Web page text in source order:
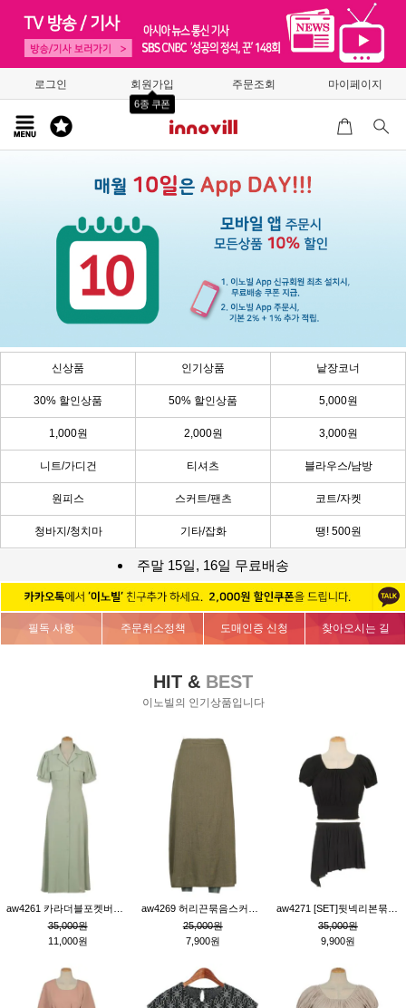
로그인 회원가입
6종 쿠폰
주문조회 마이페이지
신상품 인기상품 낱장코너
30% 할인상품 50% 할인상품 5,000원
1,000원 2,000원 3,000원
니트/가디건 티셔츠 블라우스/남방
원피스 스커트/팬츠 코트/자켓
청바지/청치마 기타/잡화 땡! 500원
주말 15일, 16일 무료배송
필독 사항 주문취소정책 도매인증 신청 찾아오시는 길
HIT & BEST
이노빌의 인기상품입니다
35,000원
11,000원
25,000원
7,900원
35,000원
9,900원